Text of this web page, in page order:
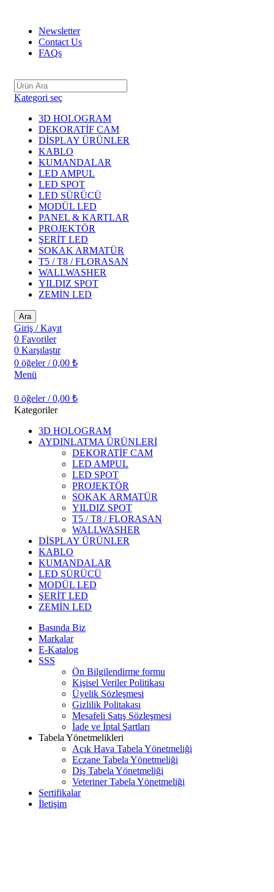
Newsletter
Contact Us
FAQs
Kategori seç
3D HOLOGRAM
DEKORATİF CAM
DİSPLAY ÜRÜNLER
KABLO
KUMANDALAR
LED AMPUL
LED SPOT
LED SÜRÜCÜ
MODÜL LED
PANEL & KARTLAR
PROJEKTÖR
ŞERİT LED
SOKAK ARMATÜR
T5 / T8 / FLORASAN
WALLWASHER
YILDIZ SPOT
ZEMİN LED
Ara
Giriş / Kayıt
0 Favoriler
0 Karşılaştır
0 öğeler / 0,00 ₺
Menü
0 öğeler / 0,00 ₺
Kategoriler
3D HOLOGRAM
AYDINLATMA ÜRÜNLERİ
DEKORATİF CAM
LED AMPUL
LED SPOT
PROJEKTÖR
SOKAK ARMATÜR
YILDIZ SPOT
T5 / T8 / FLORASAN
WALLWASHER
DİSPLAY ÜRÜNLER
KABLO
KUMANDALAR
LED SÜRÜCÜ
MODÜL LED
ŞERİT LED
ZEMİN LED
Basında Biz
Markalar
E-Katalog
SSS
Ön Bilgilendirme formu
Kişisel Veriler Politikası
Üyelik Sözleşmesi
Gizlilik Politakası
Mesafeli Satış Sözleşmesi
İade ve İptal Şartları
Tabela Yönetmelikleri
Açık Hava Tabela Yönetmeliği
Eczane Tabela Yönetmeliği
Diş Tabela Yönetmeliği
Veteriner Tabela Yönetmeliği
Sertifikalar
İletişim